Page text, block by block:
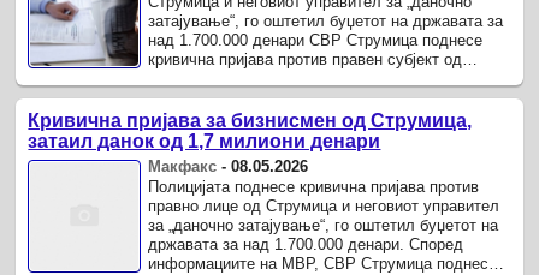
затајување“, го оштетил буџетот на државата за
над 1.700.000 денари СВР Струмица поднесе
кривична пријава против правен субјект од
Кривична пријава за бизнисмен од Струмица,
затаил данок од 1,7 милиони денари
Макфакс -08.05.2026
Полицијата поднесе кривична пријава против
правно лице од Струмица и неговиот управител
за „даночно затајување“, го оштетил буџетот на
државата за над 1.700.000 денари. Според
информациите на МВР, СВР Струмица поднесе